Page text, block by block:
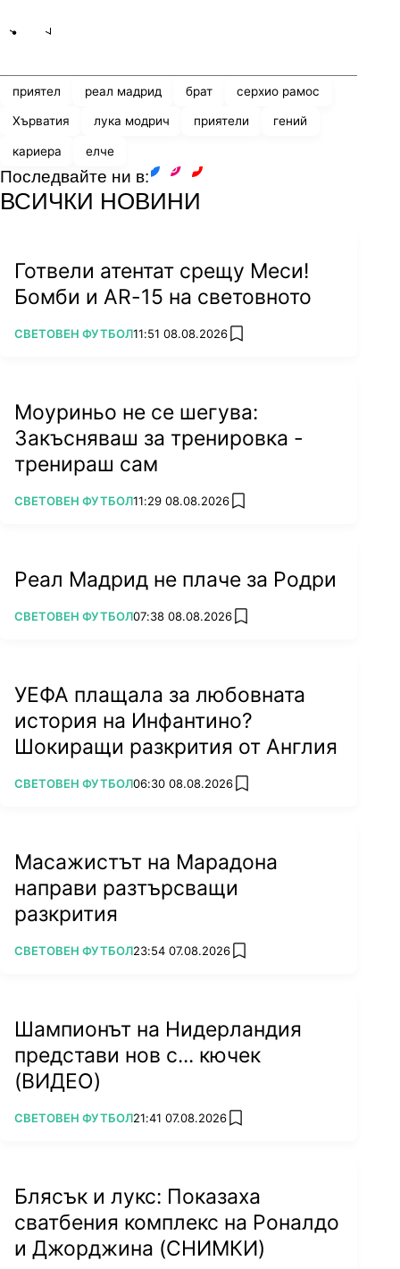
приятел реал мадрид брат серхио рамос
Хърватия лука модрич приятели гений
кариера елче
Последвайте ни в:
ВСИЧКИ НОВИНИ
Готвели атентат срещу Меси!
Бомби и AR-15 на световното
ПОВЕЧЕ ОТ
СВЕТОВЕН ФУТБОЛ11:51 08.08.2026 add favorites
Моуриньо не се шегува:
Закъсняваш за тренировка -
тренираш сам
ПОВЕЧЕ ОТ
СВЕТОВЕН ФУТБОЛ11:29 08.08.2026 add favorites
Реал Мадрид не плаче за Родри
ПОВЕЧЕ ОТ
СВЕТОВЕН ФУТБОЛ07:38 08.08.2026 add favorites
УЕФА плащала за любовната
история на Инфантино?
Шокиращи разкрития от Англия
ПОВЕЧЕ ОТ
СВЕТОВЕН ФУТБОЛ06:30 08.08.2026 add favorites
Масажистът на Марадона
направи разтърсващи
разкрития
ПОВЕЧЕ ОТ
СВЕТОВЕН ФУТБОЛ23:54 07.08.2026 add favorites
Шампионът на Нидерландия
представи нов с... кючек
(ВИДЕО)
ПОВЕЧЕ ОТ
СВЕТОВЕН ФУТБОЛ21:41 07.08.2026 add favorites
Блясък и лукс: Показаха
сватбения комплекс на Роналдо
и Джорджина (СНИМКИ)